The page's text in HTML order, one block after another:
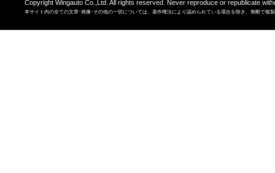
Copyright Wingauto Co.,Ltd. All rights reserved. Never reproduce or republicate
本サイト内の全ての文章･画像･その他の一切については、著作権法により認められている場合を除き、無断で複